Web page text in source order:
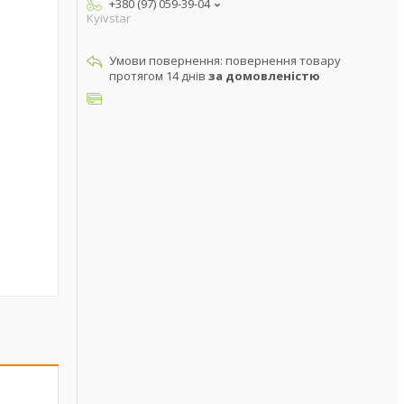
+380 (97) 059-39-04
Kyivstar
повернення товару
протягом 14 днів за домовленістю